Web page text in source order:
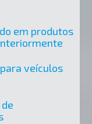
em produtos
veículos